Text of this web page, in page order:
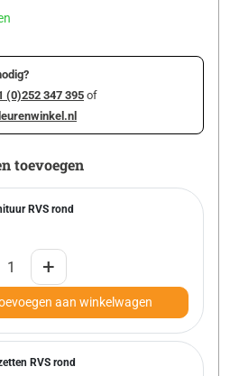
(0)252 347 395 of
toevoegen
RVS rond
+
aan winkelwagen
RVS rond